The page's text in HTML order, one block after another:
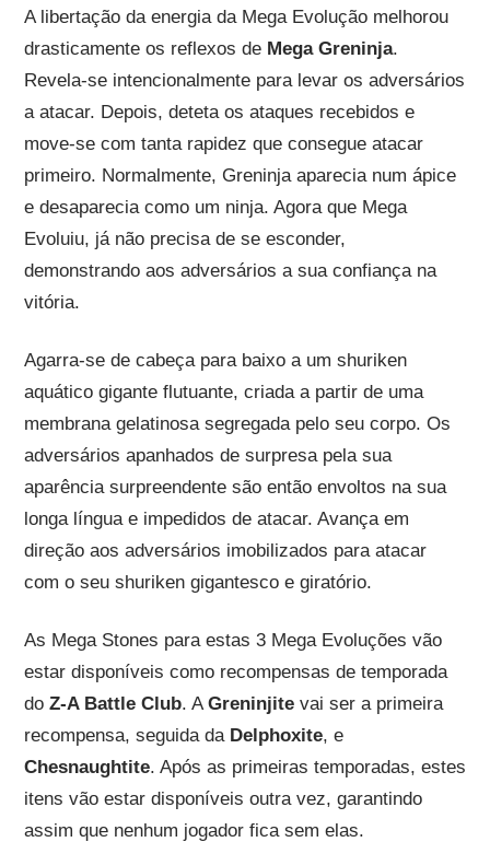
A libertação da energia da Mega Evolução melhorou
drasticamente os reflexos de Mega Greninja.
Revela-se intencionalmente para levar os adversários
a atacar. Depois, deteta os ataques recebidos e
move-se com tanta rapidez que consegue atacar
primeiro. Normalmente, Greninja aparecia num ápice
e desaparecia como um ninja. Agora que Mega
Evoluiu, já não precisa de se esconder,
demonstrando aos adversários a sua confiança na
vitória.
Agarra-se de cabeça para baixo a um shuriken
aquático gigante flutuante, criada a partir de uma
membrana gelatinosa segregada pelo seu corpo. Os
adversários apanhados de surpresa pela sua
aparência surpreendente são então envoltos na sua
longa língua e impedidos de atacar. Avança em
direção aos adversários imobilizados para atacar
com o seu shuriken gigantesco e giratório.
As Mega Stones para estas 3 Mega Evoluções vão
estar disponíveis como recompensas de temporada
do Z-A Battle Club. A Greninjite vai ser a primeira
recompensa, seguida da Delphoxite, e
Chesnaughtite. Após as primeiras temporadas, estes
itens vão estar disponíveis outra vez, garantindo
assim que nenhum jogador fica sem elas.